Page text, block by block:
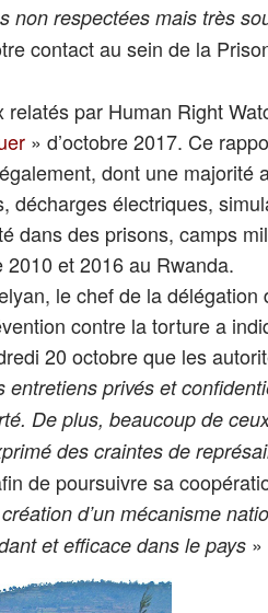
non respectées mais très
contact au sein de la
relatés par Human Right
» d’octobre 2017. Ce
dont une majorité
décharges électriques,
dans des prisons, camps
et 2016 au Rwanda.
le chef de la délégation
contre la torture a
20 octobre que les
entretiens privés et
De plus, beaucoup de
des craintes de
de poursuivre sa
d’un mécanisme
et efficace dans le pays »